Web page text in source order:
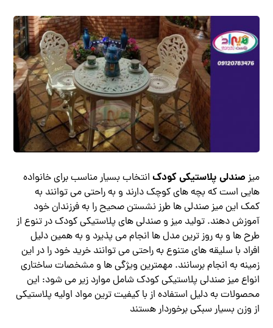
میز صندلی پلاستیکی کودک انتخاب بسیار مناسب برای خانواده
هایی است که بچه های کوچک دارند و به راحتی می‌ توانند به
کمک این میز صندلی ها طرز نشستن صحیح را به فرزندان خود
آموزش دهند. تولید میز و صندلی های پلاستیکی کودک در تنوع از
طرح‌ ها و به روز ترین مدل ها انجام می پذیرد و به همین دلیل
افراد با سلیقه های متنوع به راحتی می توانند خرید خود را در این
زمینه به انجام برسانند. مهمترین ویژگی ها و مشخصات ساختاری
انواع میز صندلی پلاستیکی کودک شامل موارد زیر می شود: این
محصولات به دلیل استفاده از با کیفیت ترین مواد اولیه پلاستیکی
از وزن بسیار سبکی برخوردار هستند